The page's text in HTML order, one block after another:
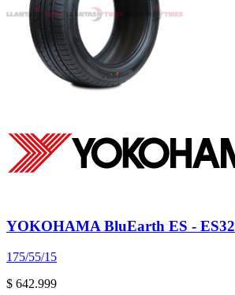
YOKOHAMA BluEarth ES - ES32
175/55/15
$ 642.999